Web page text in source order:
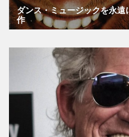
ダンス・ミュージックを永
作